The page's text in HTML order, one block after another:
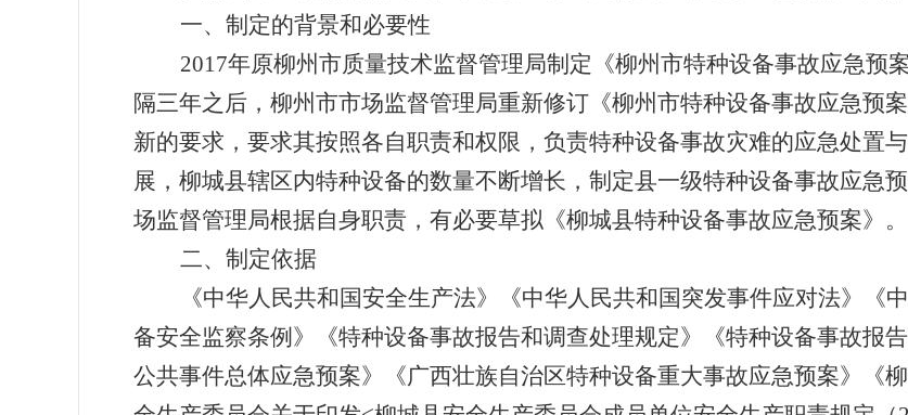
一、制定的背景和必要性
2017年原柳州市质量技术监督管理局制定 《柳州市特种设备事故应急预
隔三年之后，柳州市市场监督管理局重新修订《柳州市特种设备事故应急预
新的要求，要求其按照各自职责和权限，负责特种设备事故灾难的应急处置
展，柳城县辖区内特种设备的数量不断增长，制定县一级特种设备事故应急
场监督管理局根据自身职责，有必要草拟 《柳城县特种设备事故应急预案》。
二、制定依据
《中华人民共和国安全生产法》《中华人民共和国突发事件应对法》《
备安全监察条例》《特种设备事故报告和调查处理规定》《特种设备事故报
公共事件总体应急预案》《广西壮族自治区特种设备重大事故应急预案》《